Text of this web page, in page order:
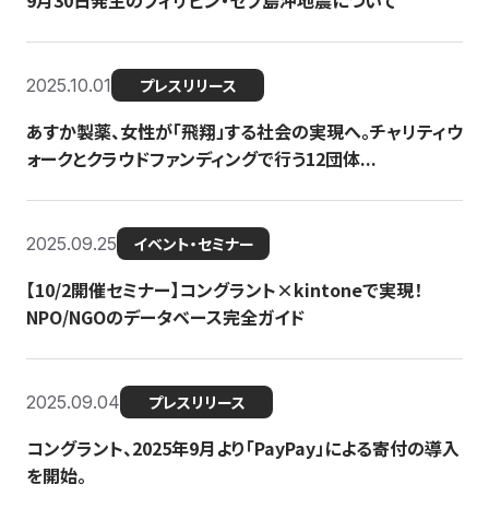
2025.10.01 プレスリリース
あすか製薬、女性が「飛翔」する社会の実現へ。チャリティウ
ォークとクラウドファンディングで行う12団体...
2025.09.25 イベント・セミナー
【10/2開催セミナー】コングラント×kintoneで実現！
NPO/NGOのデータベース完全ガイド
2025.09.04 プレスリリース
コングラント、2025年9月より「PayPay」による寄付の導入
を開始。